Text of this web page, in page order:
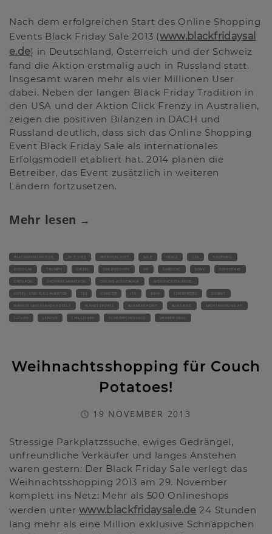
Nach dem erfolgreichen Start des Online Shopping
Events Black Friday Sale 2013 (www.blackfridaysal
e.de) in Deutschland, Österreich und der Schweiz
fand die Aktion erstmalig auch in Russland statt.
Insgesamt waren mehr als vier Millionen User
dabei. Neben der langen Black Friday Tradition in
den USA und der Aktion Click Frenzy in Australien,
zeigen die positiven Bilanzen in DACH und
Russland deutlich, dass sich das Online Shopping
Event Black Friday Sale als internationales
Erfolgsmodell etabliert hat. 2014 planen die
Betreiber, das Event zusätzlich in weiteren
Ländern fortzusetzen.
Mehr lesen
BLACKFRIDAYSALE.DE 29.11.2013 PREISSCHLACHT SALE DEALS USA SHOPPING
DOUGLAS TRIUMPH DIESEL ONLINESHOPS HP SAMSUNG SONY GESCHENKE
GROUPON SHOPPINGMARATHON ONLINE-AUSVERKAUF WEIHNACHTEN REISE-
HOTEL- UND FLUGANBIETER TUI CONDOR ITS JAHN TJAEREBORG DORINT
MARRIOT UND RAMADA HOTELS PLANET SPORTS RUNNERS POINT RUNTASTIC SPORTNAHRUNG.AT.
SATURN LENOVO 1 MILLIONEN SCHNÄPPCHENJAGD WERBER GRILL
Weihnachtsshopping für Couch
Potatoes!
19 NOVEMBER 2013
Stressige Parkplatzssuche, ewiges Gedrängel,
unfreundliche Verkäufer und langes Anstehen
waren gestern: Der Black Friday Sale verlegt das
Weihnachtsshopping 2013 am 29. November
komplett ins Netz: Mehr als 500 Onlineshops
werden unterwww.blackfridaysale.de 24 Stunden
lang mehr als eine Million exklusive Schnäppchen